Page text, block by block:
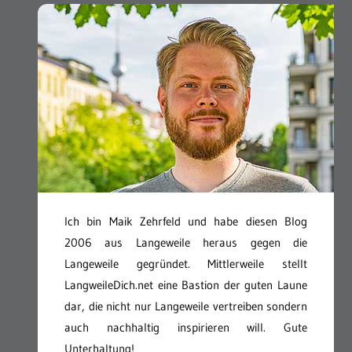
Ich bin Maik Zehrfeld und habe diesen Blog
2006 aus Langeweile heraus gegen die
Langeweile gegründet. Mittlerweile stellt
LangweileDich.net eine Bastion der guten Laune
dar, die nicht nur Langeweile vertreiben sondern
auch nachhaltig inspirieren will. Gute
Unterhaltung!